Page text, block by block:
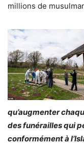
millions de
qu’augmenter
des funérailles qui
conformément à